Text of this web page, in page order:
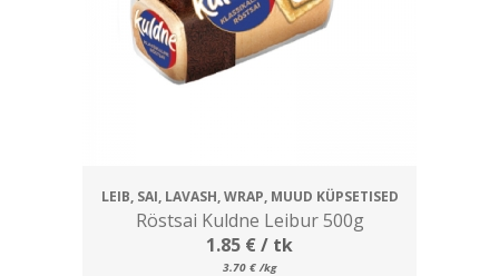
LEIB, SAI, LAVASH, WRAP, MUUD KÜPSETISED
Röstsai Kuldne Leibur 500g
1.85 €/ tk
3.70 € /kg